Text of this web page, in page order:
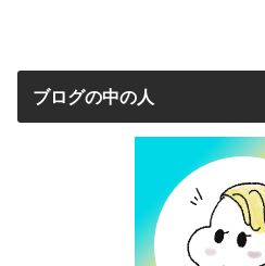
ブログの中の人